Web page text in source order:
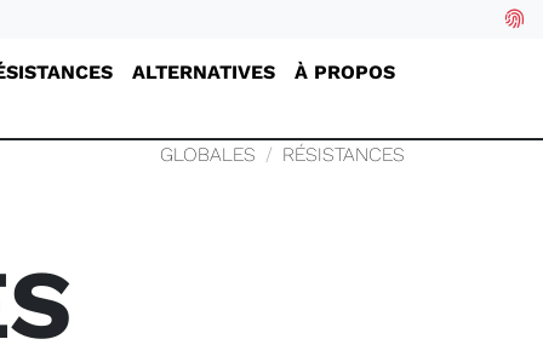
ALTERNATIVES À PROPOS
GLOBALES RÉSISTANCES